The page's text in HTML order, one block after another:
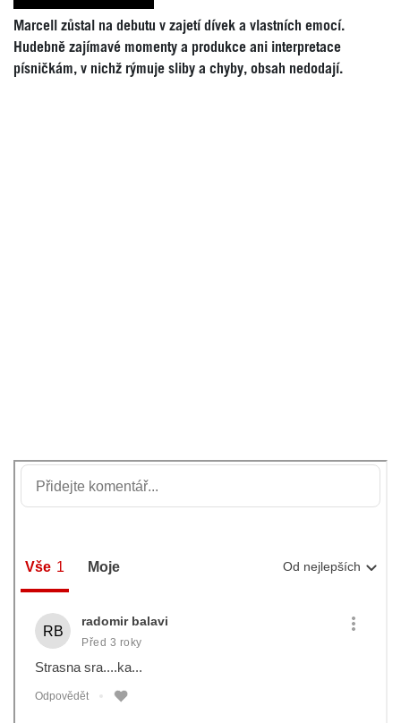
Marcell zůstal na debutu v zajetí dívek a vlastních emocí.
Hudebně zajímavé momenty a produkce ani interpretace
písničkám, v nichž rýmuje sliby a chyby, obsah nedodají.